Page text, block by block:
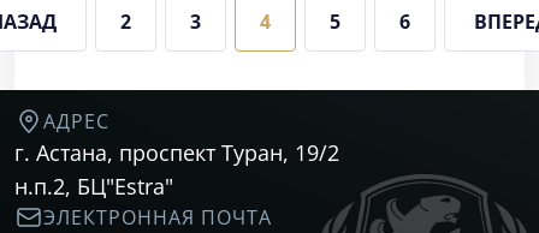
2 3 4 5 6
АДРЕС
г. Астана, проспект Туран, 19/2
н.п.2, БЦ"Estra"
ЭЛЕКТРОННАЯ ПОЧТА